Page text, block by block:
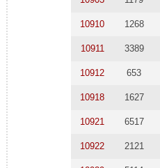
10910 1268
10911 3389
10912 653
10918 1627
10921 6517
10922 2121